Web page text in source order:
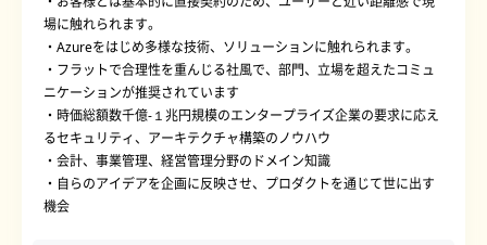
場に触れられます。
・Azureをはじめ多様な技術、ソリューションに触れられます。
・フラットで合理性を重んじる社風で、部門、立場を超えたコミュ
ニケーションが推奨されています
・時価総額数千億-１兆円規模のエンタープライズ企業の要求に応え
るセキュリティ、アーキテクチャ構築のノウハウ
・会計、事業管理、経営管理分野のドメイン知識
・自らのアイデアを企画に反映させ、プロダクトを通じて世に出す
機会